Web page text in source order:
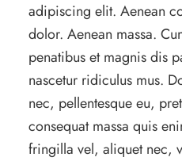
adipiscing elit. Aenean
dolor. Aenean massa.
penatibus et magnis dis
nascetur ridiculus mus.
nec, pellentesque eu,
consequat massa quis
fringilla vel, aliquet nec,